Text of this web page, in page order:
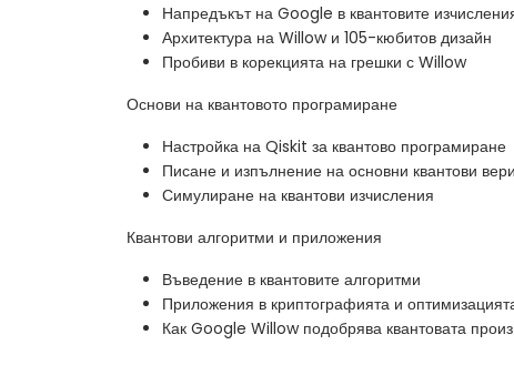
Напредъкът на Google в квантовите
Архитектура на Willow и 105-кюбитов дизайн
Пробиви в корекцията на грешки с Willow
Основи на квантовото програмиране
Настройка на Qiskit за квантово програмиране
Писане и изпълнение на основни квантови
Симулиране на квантови изчисления
Квантови алгоритми и приложения
Въведение в квантовите алгоритми
Приложения в криптографията и
Как Google Willow подобрява квантовата